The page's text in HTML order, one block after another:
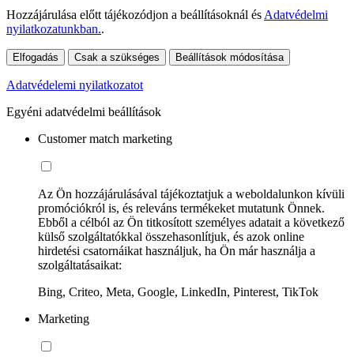
Hozzájárulása előtt tájékozódjon a beállításoknál és Adatvédelmi
nyilatkozatunkban..
Elfogadás Csak a szükséges Beállítások módosítása
Adatvédelemi nyilatkozatot
Egyéni adatvédelmi beállítások
Customer match marketing
Az Ön hozzájárulásával tájékoztatjuk a weboldalunkon kívüli
promóciókról is, és releváns termékeket mutatunk Önnek.
Ebből a célból az Ön titkosított személyes adatait a következő
külső szolgáltatókkal összehasonlítjuk, és azok online
hirdetési csatornáikat használjuk, ha Ön már használja a
szolgáltatásaikat:
Bing, Criteo, Meta, Google, LinkedIn, Pinterest, TikTok
Marketing